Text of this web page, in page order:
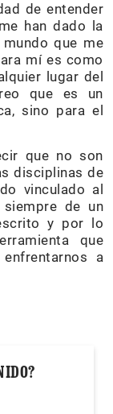
de entender
han dado la
que me
mí es como
lugar del
que es un
sino para el
que no son
disciplinas de
vinculado al
de un
y por lo
que
a